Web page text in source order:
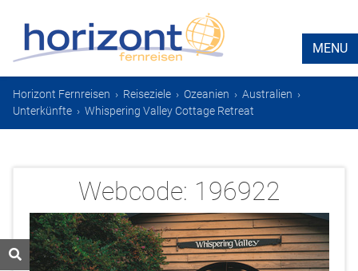
MENU
Horizont Fernreisen › Reiseziele › Ozeanien › Australien ›
Unterkünfte › Whispering Valley Cottage Retreat
Webcode: 196922